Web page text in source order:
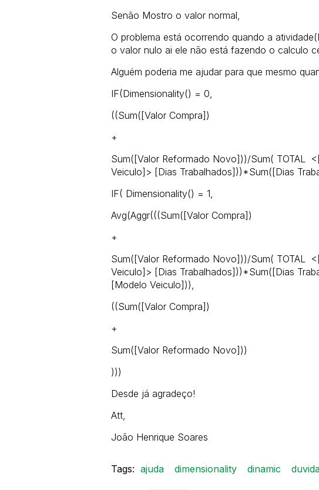
Senão Mostro o valor normal,
O problema está ocorrendo quando a
o valor nulo ai ele não está fazendo o calculo
Alguém poderia me ajudar para que mesmo
IF(Dimensionality() = 0,
((Sum([Valor Compra])
+
Sum([Valor Reformado Novo]))/Sum( TOTAL
Veiculo]> [Dias Trabalhados]))*Sum([Dias
IF( Dimensionality() = 1,
Avg(Aggr(((Sum([Valor Compra])
+
Sum([Valor Reformado Novo]))/Sum( TOTAL
Veiculo]> [Dias Trabalhados]))*Sum([Dias
[Modelo Veiculo])),
((Sum([Valor Compra])
+
Sum([Valor Reformado Novo]))
)))
Desde já agradeço!
Att,
João Henrique Soares
Tags: ajuda dimensionality dinamic